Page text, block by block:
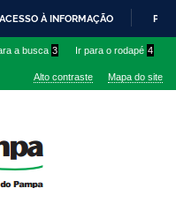
ACESSO À INFORMAÇÃO
a busca 3 Ir para o rodapé 4
Alto contraste Mapa do site